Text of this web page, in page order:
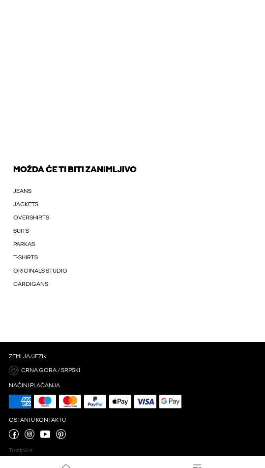
MOŽDA ĆE TI BITI ZANIMLJIVO
JEANS
JACKETS
OVERSHIRTS
SUITS
PARKAS
T-SHIRTS
ORIGINALS STUDIO
CARDIGANS
ZEMLJA/JEZIK
CRNA GORA / SRPSKI
NAČINI PLAĆANJA
OSTANI U KONTAKTU
Trustpilot